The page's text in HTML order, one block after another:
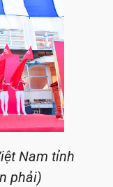
Nam tỉnh
phải)